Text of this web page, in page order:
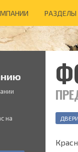
РАЗДЕЛЫ
на